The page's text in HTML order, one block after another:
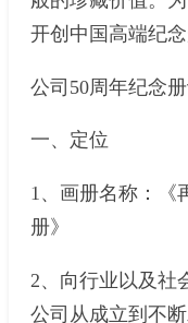
开创中国高端纪
公司50周年纪念
一、定位
1、画册名称：《
册》
2、向行业以及社
公司从成立到不